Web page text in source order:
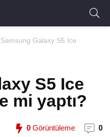
Samsung Galaxy S5 Ice
S5 Ice
mi yaptı?
0 Görüntüleme 0